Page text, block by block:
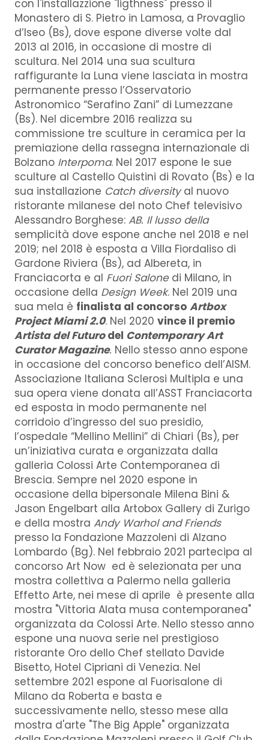
con l'installazzione "ligthness" presso il
Monastero di S. Pietro in Lamosa, a Provaglio
d’Iseo (Bs), dove espone diverse volte dal
2013 al 2016, in occasione di mostre di
scultura. Nel 2014 una sua scultura
raffigurante la Luna viene lasciata in mostra
permanente presso l’Osservatorio
Astronomico “Serafino Zani” di Lumezzane
(Bs). Nel dicembre 2016 realizza su
commissione tre sculture in ceramica per la
premiazione della rassegna internazionale di
Bolzano Interpoma. Nel 2017 espone le sue
sculture al Castello Quistini di Rovato (Bs) e la
sua installazione Catch diversityal nuovo
ristorante milanese del noto Chef televisivo
Alessandro Borghese: AB. Il lusso della
semplicità dove espone anche nel 2018 e nel
2019; nel 2018 è esposta a Villa Fiordaliso di
Gardone Riviera (Bs), ad Albereta, in
Franciacorta e al Fuori Salonedi Milano, in
occasione della Design Week. Nel 2019 una
sua mela è finalista al concorso Artbox
Project Miami 2.0. Nel 2020 vince il premio
Artista del Futurodel Contemporary Art
Curator Magazine. Nello stesso anno espone
in occasione del concorso benefico dell’AISM.
Associazione Italiana Sclerosi Multipla e una
sua opera viene donata all’ASST Franciacorta
ed esposta in modo permanente nel
corridoio d’ingresso del suo presidio,
l’ospedale “Mellino Mellini” di Chiari (Bs), per
un’iniziativa curata e organizzata dalla
galleria Colossi Arte Contemporanea di
Brescia. Sempre nel 2020 espone in
occasione della bipersonale Milena Bini &
Jason Engelbart alla Artobox Gallery di Zurigo
e della mostra Andy Warhol and Friends
presso la Fondazione Mazzoleni di Alzano
Lombardo (Bg). Nel febbraio 2021 partecipa al
concorso Art Now ed è selezionata per una
mostra collettiva a Palermo nella galleria
Effetto Arte, nei mese di aprile è presente alla
mostra "Vittoria Alata musa contemporanea"
organizzata da Colossi Arte. Nello stesso anno
espone una nuova serie nel prestigioso
ristorante Oro dello Chef stellato Davide
Bisetto, Hotel Cipriani di Venezia. Nel
settembre 2021 espone al Fuorisalone di
Milano da Roberta e basta e
successivamente nello, stesso mese alla
mostra d'arte "The Big Apple" organizzata